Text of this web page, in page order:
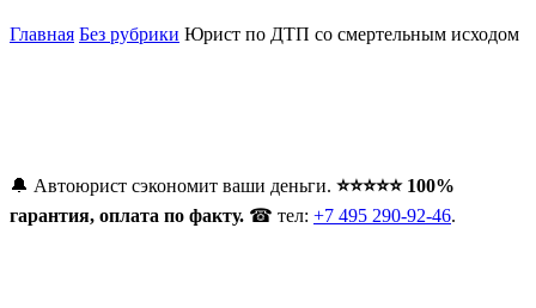
Главная Без рубрики Юрист по ДТП со смертельным исходом
🔔 Автоюрист сэкономит ваши деньги. ⭐⭐⭐⭐⭐ 100%
гарантия, оплата по факту. ☎ тел: +7 495 290-92-46.